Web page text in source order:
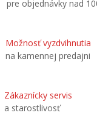
pre objednávky nad
Možnosť vyzdvihnutia
na kamennej predajni
Zákaznícky servis
a starostlivosť